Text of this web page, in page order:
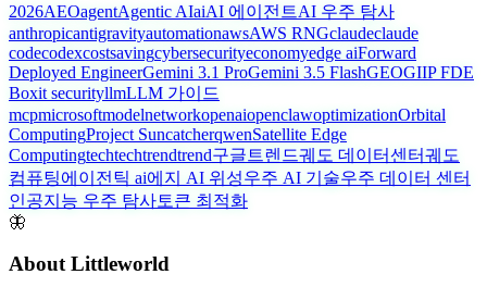
2026AEOagentAgentic AIaiAI 에이전트AI 우주 탐사
anthropicantigravityautomationawsAWS RNGclaudeclaude
codecodexcostsavingcybersecurityeconomyedge aiForward
Deployed EngineerGemini 3.1 ProGemini 3.5 FlashGEOGIIP FDE
Boxit securityllmLLM 가이드
mcpmicrosoftmodelnetworkopenaiopenclawoptimizationOrbital
ComputingProject SuncatcherqwenSatellite Edge
Computingtechtechtrendtrend구글트렌드궤도 데이터센터궤도
컴퓨팅에이전틱 ai에지 AI 위성우주 AI 기술우주 데이터 센터
인공지능 우주 탐사토큰 최적화
🦋
About Littleworld